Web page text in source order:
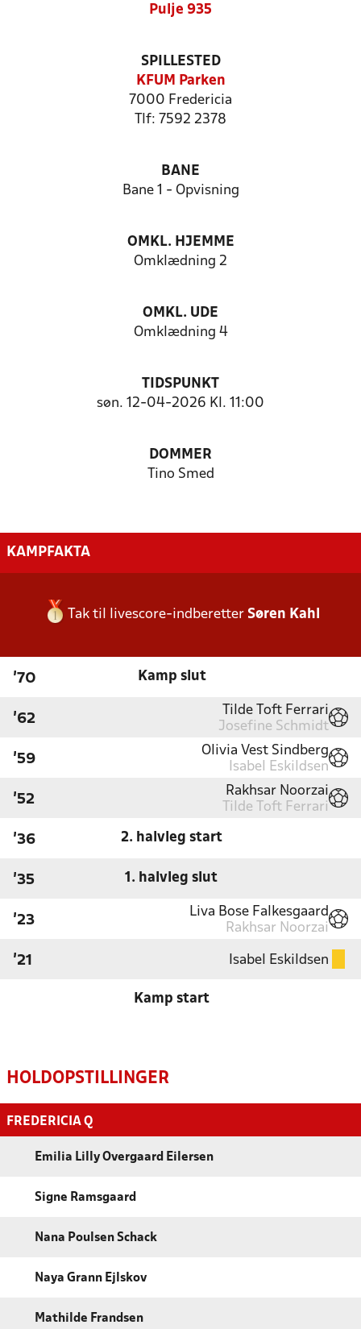
Pulje 935
SPILLESTED
KFUM Parken
7000 Fredericia
Tlf: 7592 2378
BANE
Bane 1 - Opvisning
OMKL. HJEMME
Omklædning 2
OMKL. UDE
Omklædning 4
TIDSPUNKT
søn. 12-04-2026 Kl. 11:00
DOMMER
Tino Smed
KAMPFAKTA
Tak til livescore-indberetter Søren Kahl
'70 Kamp slut
'62
Tilde Toft Ferrari
Josefine Schmidt
'59
Olivia Vest Sindberg
Isabel Eskildsen
'52
Rakhsar Noorzai
Tilde Toft Ferrari
'36 2. halvleg start
'35 1. halvleg slut
'23
Liva Bose Falkesgaard
Rakhsar Noorzai
'21 Isabel Eskildsen
Kamp start
HOLDOPSTILLINGER
FREDERICIA Q
Emilia Lilly Overgaard Eilersen
Signe Ramsgaard
Nana Poulsen Schack
Naya Grann Ejlskov
Mathilde Frandsen